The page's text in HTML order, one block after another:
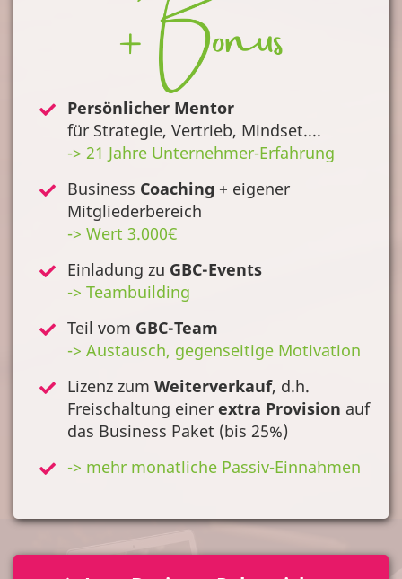
Persönlicher Mentor
für Strategie, Vertrieb, Mindset....
-> 21 Jahre Unternehmer-Erfahrung
Business Coaching + eigener
Mitgliederbereich
-> Wert 3.000€
Einladung zu GBC-Events
-> Teambuilding
Teil vom GBC-Team
-> Austausch, gegenseitige Motivation
Lizenz zum Weiterverkauf, d.h.
Freischaltung einer extra Provision auf
das Business Paket (bis 25%)
-> mehr monatliche Passiv-Einnahmen